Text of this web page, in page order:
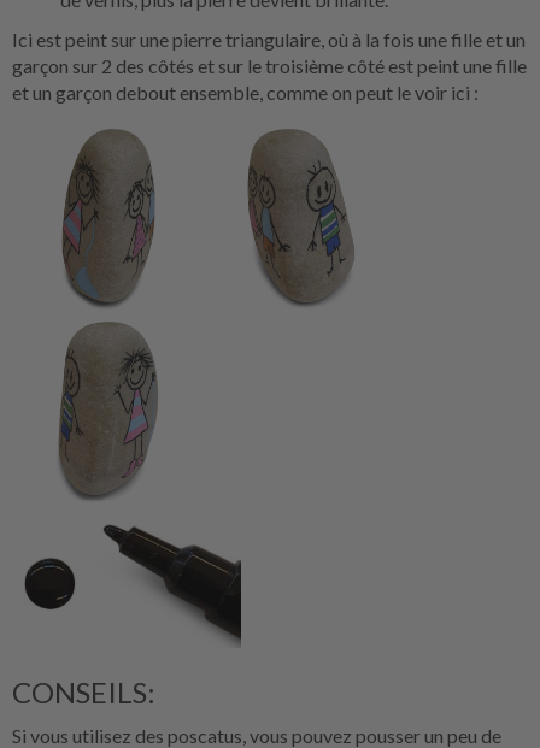
Ici est peint sur une pierre triangulaire, où à la fois une fille et un
garçon sur 2 des côtés et sur le troisième côté est peint une fille
et un garçon debout ensemble, comme on peut le voir ici :
CONSEILS:
Si vous utilisez des poscatus, vous pouvez pousser un peu de